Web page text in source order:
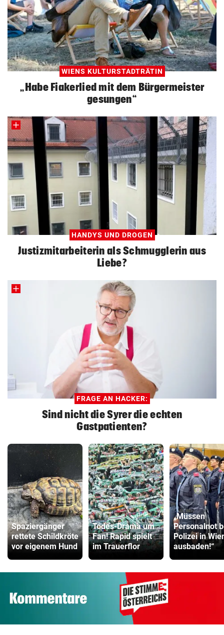
WIENS KULTURSTADTRÄTIN
„Habe Fiakerlied mit dem Bürgermeister
gesungen“
HANDYS UND DROGEN
Justizmitarbeiterin als Schmugglerin aus
Liebe?
FRAGE AN HACKER:
Sind nicht die Syrer die echten
Gastpatienten?
Spaziergänger
rettete Schildkröte
vor eigenem Hund
Todes-Drama um
Fan! Rapid spielt
im Trauerflor
„Müssen
Personalnot
Polizei in
ausbaden!“